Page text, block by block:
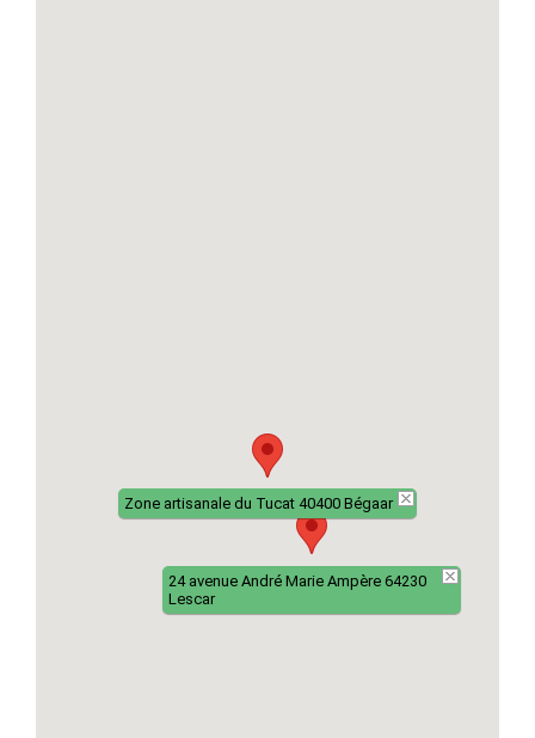
Zone artisanale du Tucat 40400 Bégaar
24 avenue André Marie Ampère 64230
Lescar